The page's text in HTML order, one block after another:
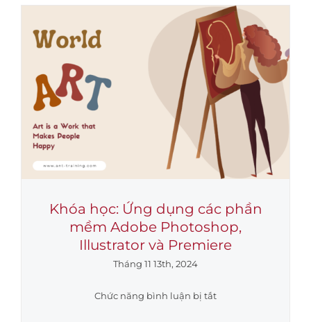
THUYẾT
TRÌNH
HIỆU
QUẢ”
Tại
Công
ty
Cổ
phần
Phân
Bón
Dầu
Cà
Mau
Khóa học: Ứng dụng các phần
mềm Adobe Photoshop,
Illustrator và Premiere
Tháng 11 13th, 2024
Chức năng bình luận bị tắtở